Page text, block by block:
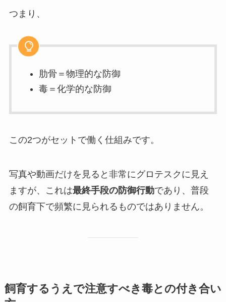
つまり、
肋骨＝物理的な防御
毒＝化学的な防御
この2つがセットで働く仕組みです。
写真や動画だけを見ると非常にグロテスクに見え
ますが、これは最終手段の防御行動であり、普段
の飼育下で頻繁に見られるものではありません。
飼育するうえで注意すべき毒との付き合い